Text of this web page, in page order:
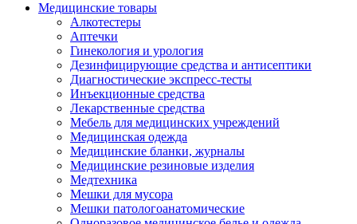
Медицинские товары
Алкотестеры
Аптечки
Гинекология и урология
Дезинфицирующие средства и антисептики
Диагностические экспресс-тесты
Инъекционные средства
Лекарственные средства
Мебель для медицинских учреждений
Медицинская одежда
Медицинские бланки, журналы
Медицинские резиновые изделия
Медтехника
Мешки для мусора
Мешки патологоанатомические